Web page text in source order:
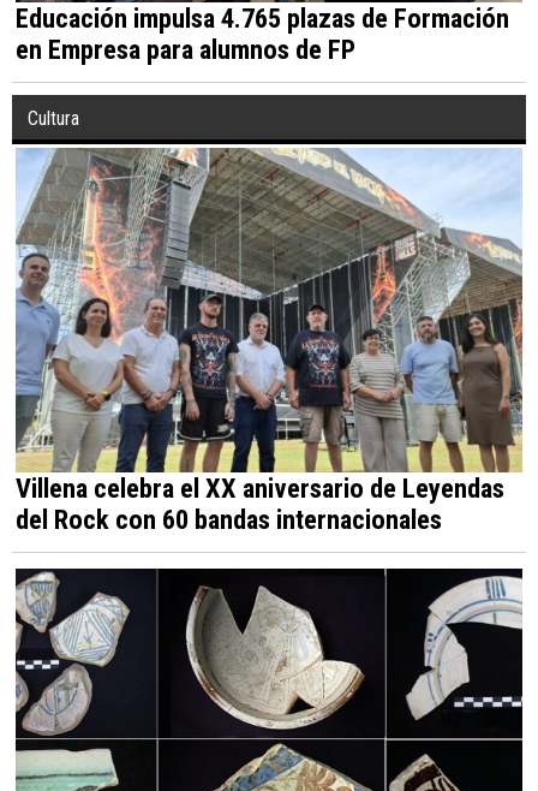
Educación impulsa 4.765 plazas de Formación
en Empresa para alumnos de FP
Cultura
Villena celebra el XX aniversario de Leyendas
del Rock con 60 bandas internacionales